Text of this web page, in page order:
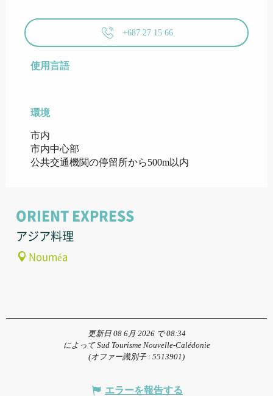
+687 27 15 66
使用言語
使用言語
環境
環境
市内
市内中心部
公共交通機関の停留所から500m以内
ORIENT EXPRESS
アジア料理
Nouméa
更新日 08 6月 2026 で 08:34
によって Sud Tourisme Nouvelle-Calédonie
(オファー識別子 : 5513901 )
エラーを報告する